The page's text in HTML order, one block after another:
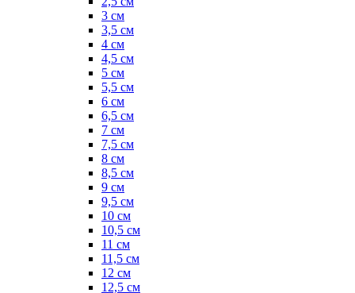
3 см
3,5 см
4 см
4,5 см
5 см
5,5 см
6 см
6,5 см
7 см
7,5 см
8 см
8,5 см
9 см
9,5 см
10 см
10,5 см
11 см
11,5 см
12 см
12,5 см